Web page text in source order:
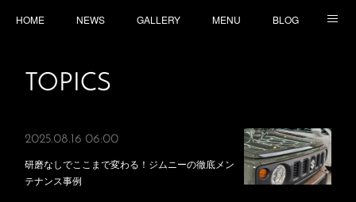
HOME NEWS GALLERY MENU BLOG
TOPICS
2025.08.16 06:00
研磨なしでここまで変わる！ジムニーの徹底メン
テナンス事例